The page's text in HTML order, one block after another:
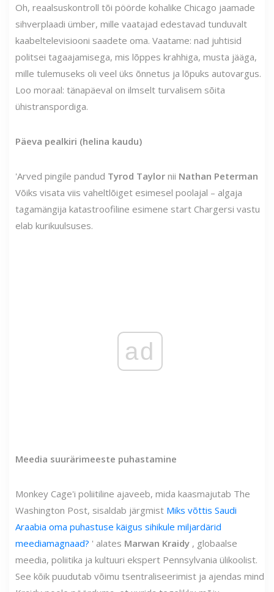
Oh, reaalsuskontroll tõi pöörde kohalike Chicago jaamade
sihverplaadi ümber, mille vaatajad edestavad tunduvalt
kaabeltelevisiooni saadete oma. Vaatame: nad juhtisid
politsei tagaajamisega, mis lõppes krahhiga, musta jääga,
mille tulemuseks oli veel üks õnnetus ja lõpuks autovargus.
Loo moraal: tänapäeval on ilmselt turvalisem sõita
ühistranspordiga.
Päeva pealkiri (helina kaudu)
'Arved pingile pandud Tyrod Taylor nii Nathan Peterman
Võiks visata viis vaheltlõiget esimesel poolajal – algaja
tagamängija katastroofiline esimene start Chargersi vastu
elab kurikuulsuses.
ad
Meedia suurärimeeste puhastamine
Monkey Cage'i poliitiline ajaveeb, mida kaasmajutab The
Washington Post, sisaldab järgmist Miks võttis Saudi
Araabia oma puhastuse käigus sihikule miljardärid
meediamagnaad? ' alates Marwan Kraidy , globaalse
meedia, poliitika ja kultuuri ekspert Pennsylvania ülikoolist.
See kõik puudutab võimu tsentraliseerimist ja ajendas mind